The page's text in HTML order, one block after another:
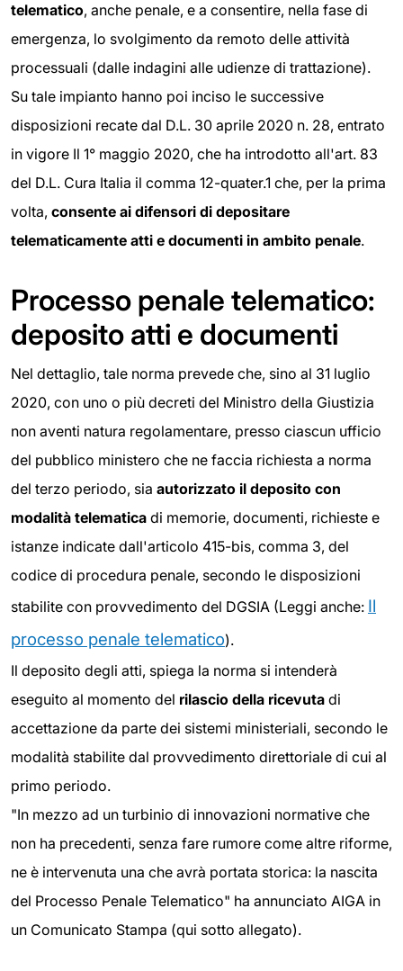
telematico, anche penale, e a consentire, nella fase di
emergenza, lo svolgimento da remoto delle attività
processuali (dalle indagini alle udienze di trattazione).
Su tale impianto hanno poi inciso le successive
disposizioni recate dal D.L. 30 aprile 2020 n. 28, entrato
in vigore Il 1° maggio 2020, che ha introdotto all'art. 83
del D.L. Cura Italia il comma 12-quater.1 che, per la prima
volta, consente ai difensori di depositare
telematicamente atti e documenti in ambito penale.
Processo penale telematico:
deposito atti e documenti
Nel dettaglio, tale norma prevede che, sino al 31 luglio
2020, con uno o più decreti del Ministro della Giustizia
non aventi natura regolamentare, presso ciascun ufficio
del pubblico ministero che ne faccia richiesta a norma
del terzo periodo, sia autorizzato il deposito con
modalità telematica di memorie, documenti, richieste e
istanze indicate dall'articolo 415-bis, comma 3, del
codice di procedura penale, secondo le disposizioni
stabilite con provvedimento del DGSIA (Leggi anche: Il
processo penale telematico).
Il deposito degli atti, spiega la norma si intenderà
eseguito al momento del rilascio della ricevuta di
accettazione da parte dei sistemi ministeriali, secondo le
modalità stabilite dal provvedimento direttoriale di cui al
primo periodo.
"In mezzo ad un turbinio di innovazioni normative che
non ha precedenti, senza fare rumore come altre riforme,
ne è intervenuta una che avrà portata storica: la nascita
del Processo Penale Telematico" ha annunciato AIGA in
un Comunicato Stampa (qui sotto allegato).